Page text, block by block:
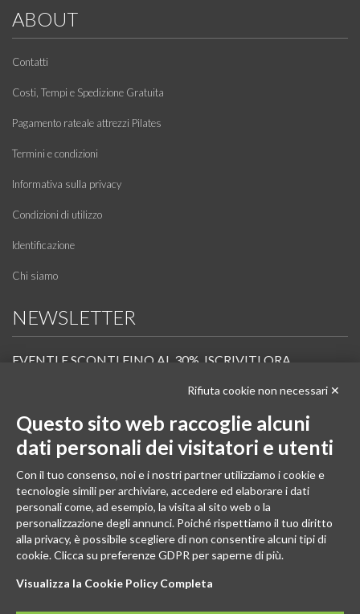
ABOUT
Contatti
Costi, Tempi e Spedizione Gratuita
Pagamento rateale attrezzi Pilates
Termini e condizioni
Informativa sulla privacy
Condizioni di utilizzo
Identificazione
Chi siamo
NEWSLETTER
EVENTI E SCONTI FINO AL 30%. ISCRIVITI ORA.
Scopri in anteprima i nuovi prodotti, le promozioni riservate ai professionisti e resta
Iscrivi alla Newsletter
SEGUICI
Rifiuta cookie non necessari ✕
Questo sito web raccoglie alcuni
dati personali dei visitatori e utenti
Con il tuo consenso, noi e i nostri partner utilizziamo i cookie e
tecnologie simili per archiviare, accedere ed elaborare i dati
personali come, ad esempio, la visita al sito web o la
personalizzazione degli annunci. Poiché rispettiamo il tuo diritto
alla privacy, è possibile scegliere di non consentire alcuni tipi di
cookie. Clicca su preferenze GDPR per saperne di più.
Visualizza la Cookie Policy Completa